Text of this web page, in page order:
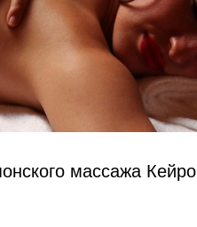
массажа Кейро